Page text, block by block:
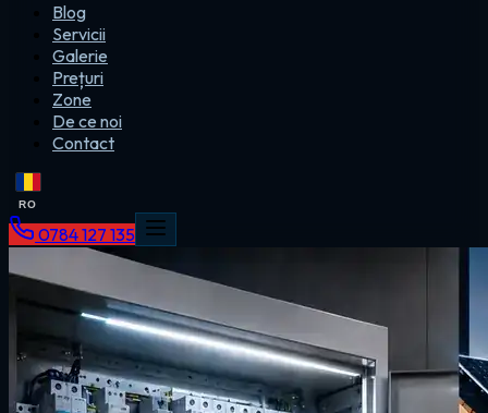
Blog
Servicii
Galerie
Prețuri
Zone
De ce noi
Contact
RO
0784 127 135